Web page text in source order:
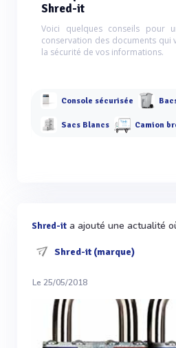
Shred-it
Voici quelques conseils pour
conservation des documents qui
la sécurité de vos informations.
Console sécurisée
Sacs Blancs Camion
Shred-it a ajouté une actualité
Shred-it (marque)
Le 25/05/2018